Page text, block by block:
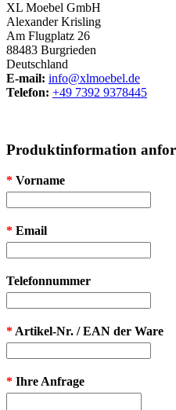
XL Moebel GmbH
Alexander Krisling
Am Flugplatz 26
88483 Burgrieden
Deutschland
E-mail: info@xlmoebel.de
Telefon: +49 7392 9378445
Produktinformation
* Vorname
* Email
Telefonnummer
* Artikel-Nr. / EAN der Ware
* Ihre Anfrage